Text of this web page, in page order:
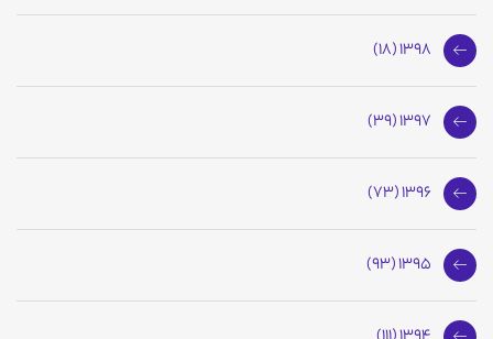
1398 (18)
1397 (39)
1396 (73)
1395 (93)